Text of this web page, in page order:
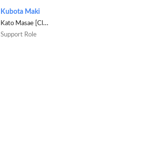
Kubota Maki
Kato Masae [Clothing store owner]
Support Role